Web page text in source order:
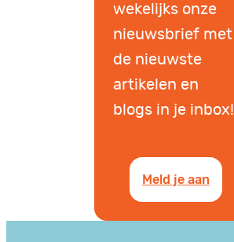
wekelijks onze
nieuwsbrief met
de nieuwste
artikelen en
blogs in je inbox!
Meld je aan